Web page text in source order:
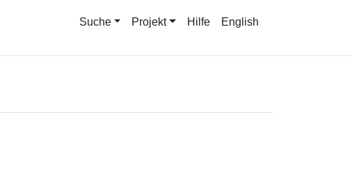
Suche Projekt Hilfe English